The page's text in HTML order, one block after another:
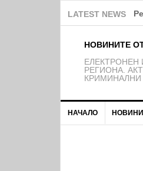
LATEST NEWS
НОВИНИТЕ ОТ
РЕГИОНА.
КРИМИНАЛНИ
НАЧАЛО НОВИНИ